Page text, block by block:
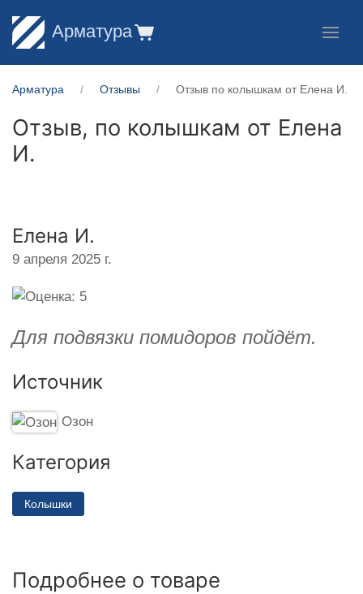
Арматура
Арматура Отзывы Отзыв по колышкам от Елена И.
Отзыв, по колышкам от Елена
И.
Елена И.
9 апреля 2025 г.
Для подвязки помидоров пойдёт.
Источник
Озон
Категория
Колышки
Подробнее о товаре